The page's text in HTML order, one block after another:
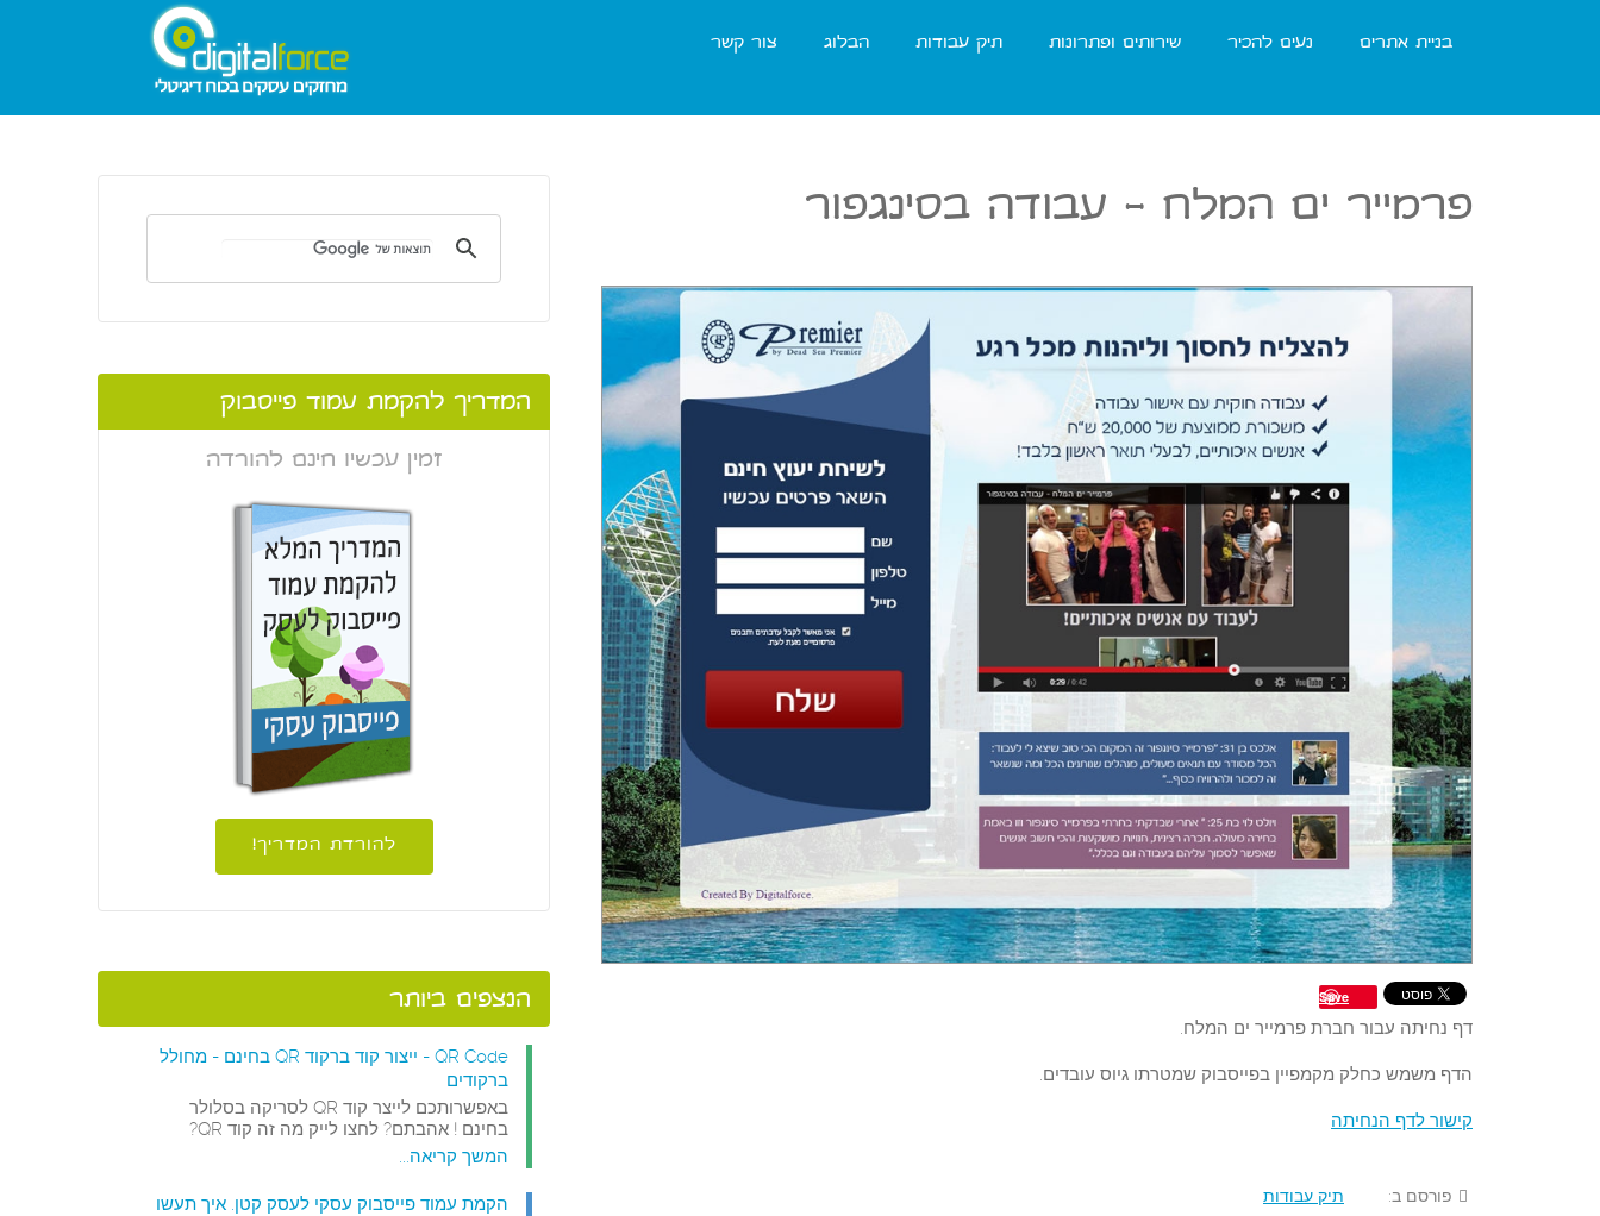
בניית אתרים נעים להכיר שירותים ופתרונות תיק עבודות הבלוג צור קשר
פרמייר ים המלח - עבודה בסינגפור
Save
דף נחיתה עבור חברת פרמייר ים המלח.
הדף משמש כחלק מקמפיין בפייסבוק שמטרתו גיוס עובדים.
קישור לדף הנחיתה
פורסם ב:
תיק עבודות
המדריך להקמת עמוד פייסבוק
זמין עכשיו חינם להורדה
להורדת המדריך!
הנצפים ביותר
QR Code - ייצור קוד ברקוד QR בחינם - מחולל
ברקודים
באפשרותכם לייצר קוד QR לסריקה בסלולר
בחינם ! אהבתם? לחצו לייק מה זה קוד QR?
המשך קריאה...
הקמת עמוד פייסבוק עסקי לעסק קטן. איך תעשו